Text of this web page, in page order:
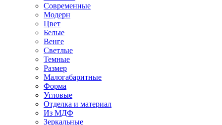
Современные
Модерн
Цвет
Белые
Венге
Светлые
Темные
Размер
Малогабаритные
Форма
Угловые
Отделка и материал
Из МДФ
Зеркальные